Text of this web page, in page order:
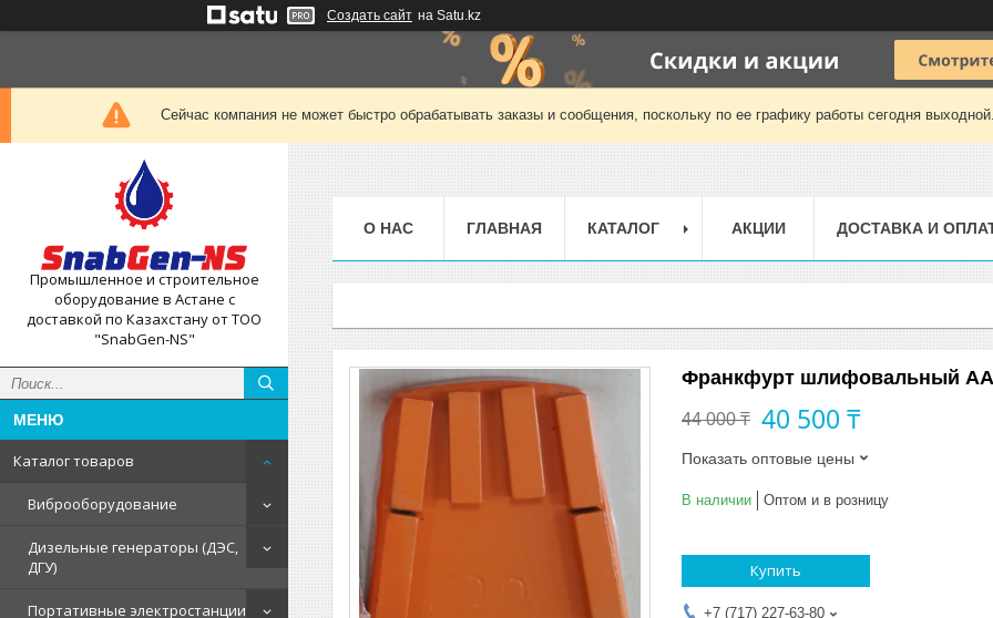
Создать сайт на Satu.kz
Сейчас компания не может быстро обрабатывать заказы и сообщения, поскольку по ее графику работы сегодня
Промышленное и строительное
оборудование в Астане с
доставкой по Казахстану от ТОО
"SnabGen-NS"
Каталог товаров
Виброоборудование
Дизельные генераторы (ДЭС,
ДГУ)
Портативные электростанции
О НАС ГЛАВНАЯ КАТАЛОГ АКЦИИ ДОСТАВКА И
Франкфурт шлифовальный
44 000 ₸ 40 500 ₸
Показать оптовые цены
В наличии Оптом и в розницу
Купить
+7 (717) 227-63-80